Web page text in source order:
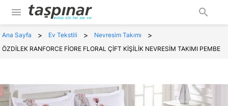
menu search
Ana Sayfa > Ev Tekstili > Nevresim Takımı >
ÖZDİLEK RANFORCE FİORE FLORAL ÇİFT KİŞİLİK NEVRESİM TAKIMI PEMBE